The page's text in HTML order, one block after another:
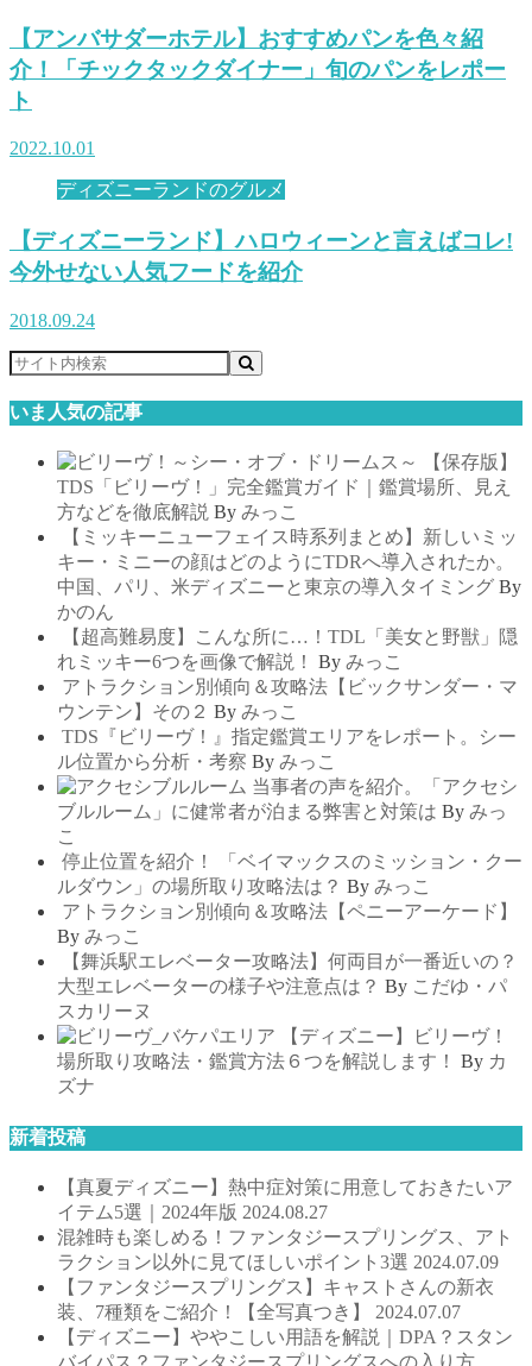
【アンバサダーホテル】おすすめパンを色々紹
介！「チックタックダイナー」旬のパンをレポー
ト
2022.10.01
ディズニーランドのグルメ
【ディズニーランド】ハロウィーンと言えばコレ!
今外せない人気フードを紹介
2018.09.24
いま人気の記事
【保存版】
TDS「ビリーヴ！」完全鑑賞ガイド｜鑑賞場所、見え
方などを徹底解説 By みっこ
【ミッキーニューフェイス時系列まとめ】新しいミッ
キー・ミニーの顔はどのようにTDRへ導入されたか。
中国、パリ、米ディズニーと東京の導入タイミング By
かのん
【超高難易度】こんな所に…！TDL「美女と野獣」隠
れミッキー6つを画像で解説！
By みっこ
アトラクション別傾向＆攻略法【ビックサンダー・マ
ウンテン】その２ By みっこ
TDS『ビリーヴ！』指定鑑賞エリアをレポート。シー
ル位置から分析・考察 By みっこ
当事者の声を紹介。「アクセシ
ブルルーム」に健常者が泊まる弊害と対策は By みっ
こ
停止位置を紹介！ 「ベイマックスのミッション・クー
ルダウン」の場所取り攻略法は？ By みっこ
アトラクション別傾向＆攻略法【ペニーアーケード】
By みっこ
【舞浜駅エレベーター攻略法】何両目が一番近いの？
大型エレベーターの様子や注意点は？ By こだゆ・パ
スカリーヌ
【ディズニー】ビリーヴ！
場所取り攻略法・鑑賞方法６つを解説します！
By カ
ズナ
新着投稿
【真夏ディズニー】熱中症対策に用意しておきたいア
イテム5選｜2024年版 2024.08.27
混雑時も楽しめる！ファンタジースプリングス、アト
ラクション以外に見てほしいポイント3選 2024.07.09
【ファンタジースプリングス】キャストさんの新衣
装、7種類をご紹介！【全写真つき】 2024.07.07
【ディズニー】ややこしい用語を解説｜DPA？スタン
バイパス？ファンタジースプリングスへの入り方